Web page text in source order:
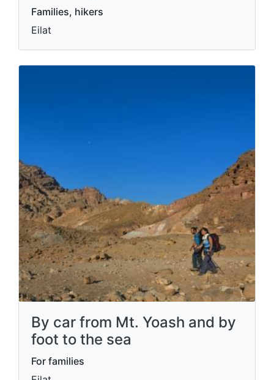
Families, hikers
Eilat
By car from Mt. Yoash and by
foot to the sea
For families